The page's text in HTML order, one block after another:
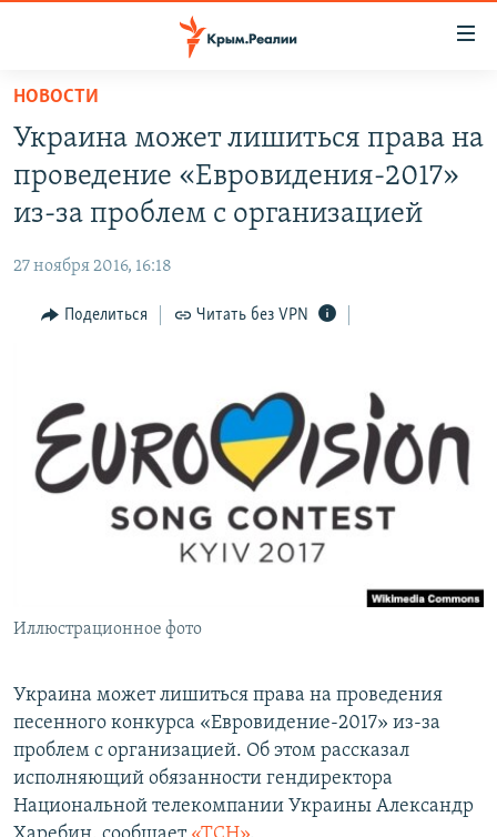
Вернуться
основному
содержанию
Вернутся
главной
навигации
Вернутся
СПЕЦПРОЕКТЫ
11 ЛЕТ ОККУПАЦИИ КРЫМА. 11 ИСТОРИЙ СОПРОТИВЛЕНИЯ
ВОДА
ЕЩЕ
ИНТЕРАКТИВ
СОВЕТЫ ПРАВОЗАЩИТНИКОВ
ПРОПАВШИЕ БЕЗ ВЕСТИ
ПОБЕДИТЕЛЕЙ НЕ СУДЯТ?
КРЫМ.НЕПОКОРЕННЫЙ
УКРАИНСКАЯ ПРОБЛЕМА КРЫМА
РАДІО СВОБОДА
Українською
Qırımtatar
ПРИСОЕДИНЯЙТЕСЬ!
НОВОСТИ
Украина может лишиться права на
проведение «Евровидения-2017»
из-за проблем с организацией
27 ноября 2016, 16:18
Поделиться Читать без VPN
Иллюстрационное фото
Украина может лишиться права на проведения
песенного конкурса «Евровидение-2017» из-за
проблем с организацией. Об этом рассказал
исполняющий обязанности гендиректора
Национальной телекомпании Украины Александр